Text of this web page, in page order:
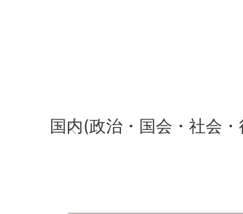
国内(政治・国会・社会・